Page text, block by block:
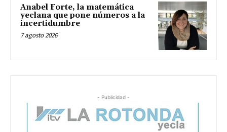
Anabel Forte, la matemática
yeclana que pone números a la
incertidumbre
7 agosto 2026
- Publicidad -